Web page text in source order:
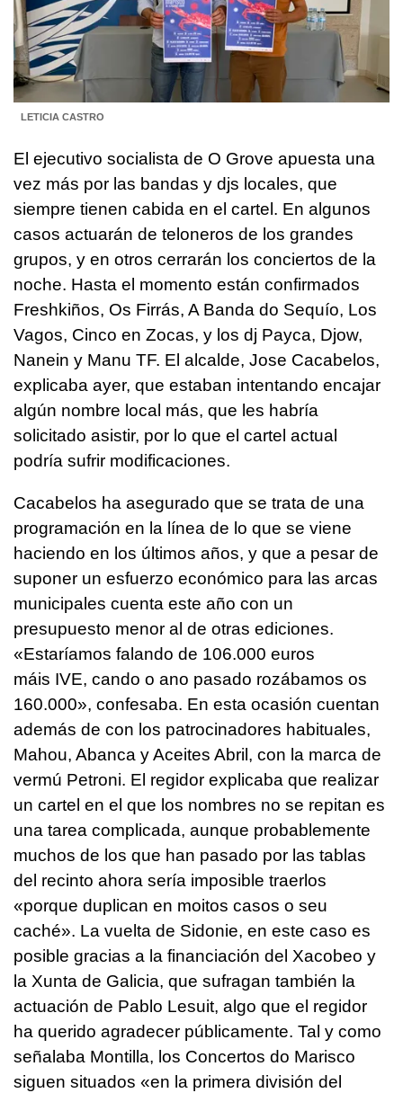
LETICIA CASTRO
El ejecutivo socialista de O Grove apuesta una
vez más por las bandas y djs locales, que
siempre tienen cabida en el cartel. En algunos
casos actuarán de teloneros de los grandes
grupos, y en otros cerrarán los conciertos de la
noche. Hasta el momento están confirmados
Freshkiños, Os Firrás, A Banda do Sequío, Los
Vagos, Cinco en Zocas, y los dj Payca, Djow,
Nanein y Manu TF. El alcalde, Jose Cacabelos,
explicaba ayer, que estaban intentando encajar
algún nombre local más, que les habría
solicitado asistir, por lo que el cartel actual
podría sufrir modificaciones.
Cacabelos ha asegurado que se trata de una
programación en la línea de lo que se viene
haciendo en los últimos años, y que a pesar de
suponer un esfuerzo económico para las arcas
municipales cuenta este año con un
presupuesto menor al de otras ediciones.
«Estaríamos falando de 106.000 euros
máis IVE, cando o ano pasado rozábamos os
160.000», confesaba. En esta ocasión cuentan
además de con los patrocinadores habituales,
Mahou, Abanca y Aceites Abril, con la marca de
vermú Petroni. El regidor explicaba que realizar
un cartel en el que los nombres no se repitan es
una tarea complicada, aunque probablemente
muchos de los que han pasado por las tablas
del recinto ahora sería imposible traerlos
«porque duplican en moitos casos o seu
caché». La vuelta de Sidonie, en este caso es
posible gracias a la financiación del Xacobeo y
la Xunta de Galicia, que sufragan también la
actuación de Pablo Lesuit, algo que el regidor
ha querido agradecer públicamente. Tal y como
señalaba Montilla, los Concertos do Marisco
siguen situados «en la primera división del